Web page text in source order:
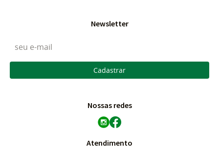
Newsletter
Cadastrar
Nossas redes
Atendimento